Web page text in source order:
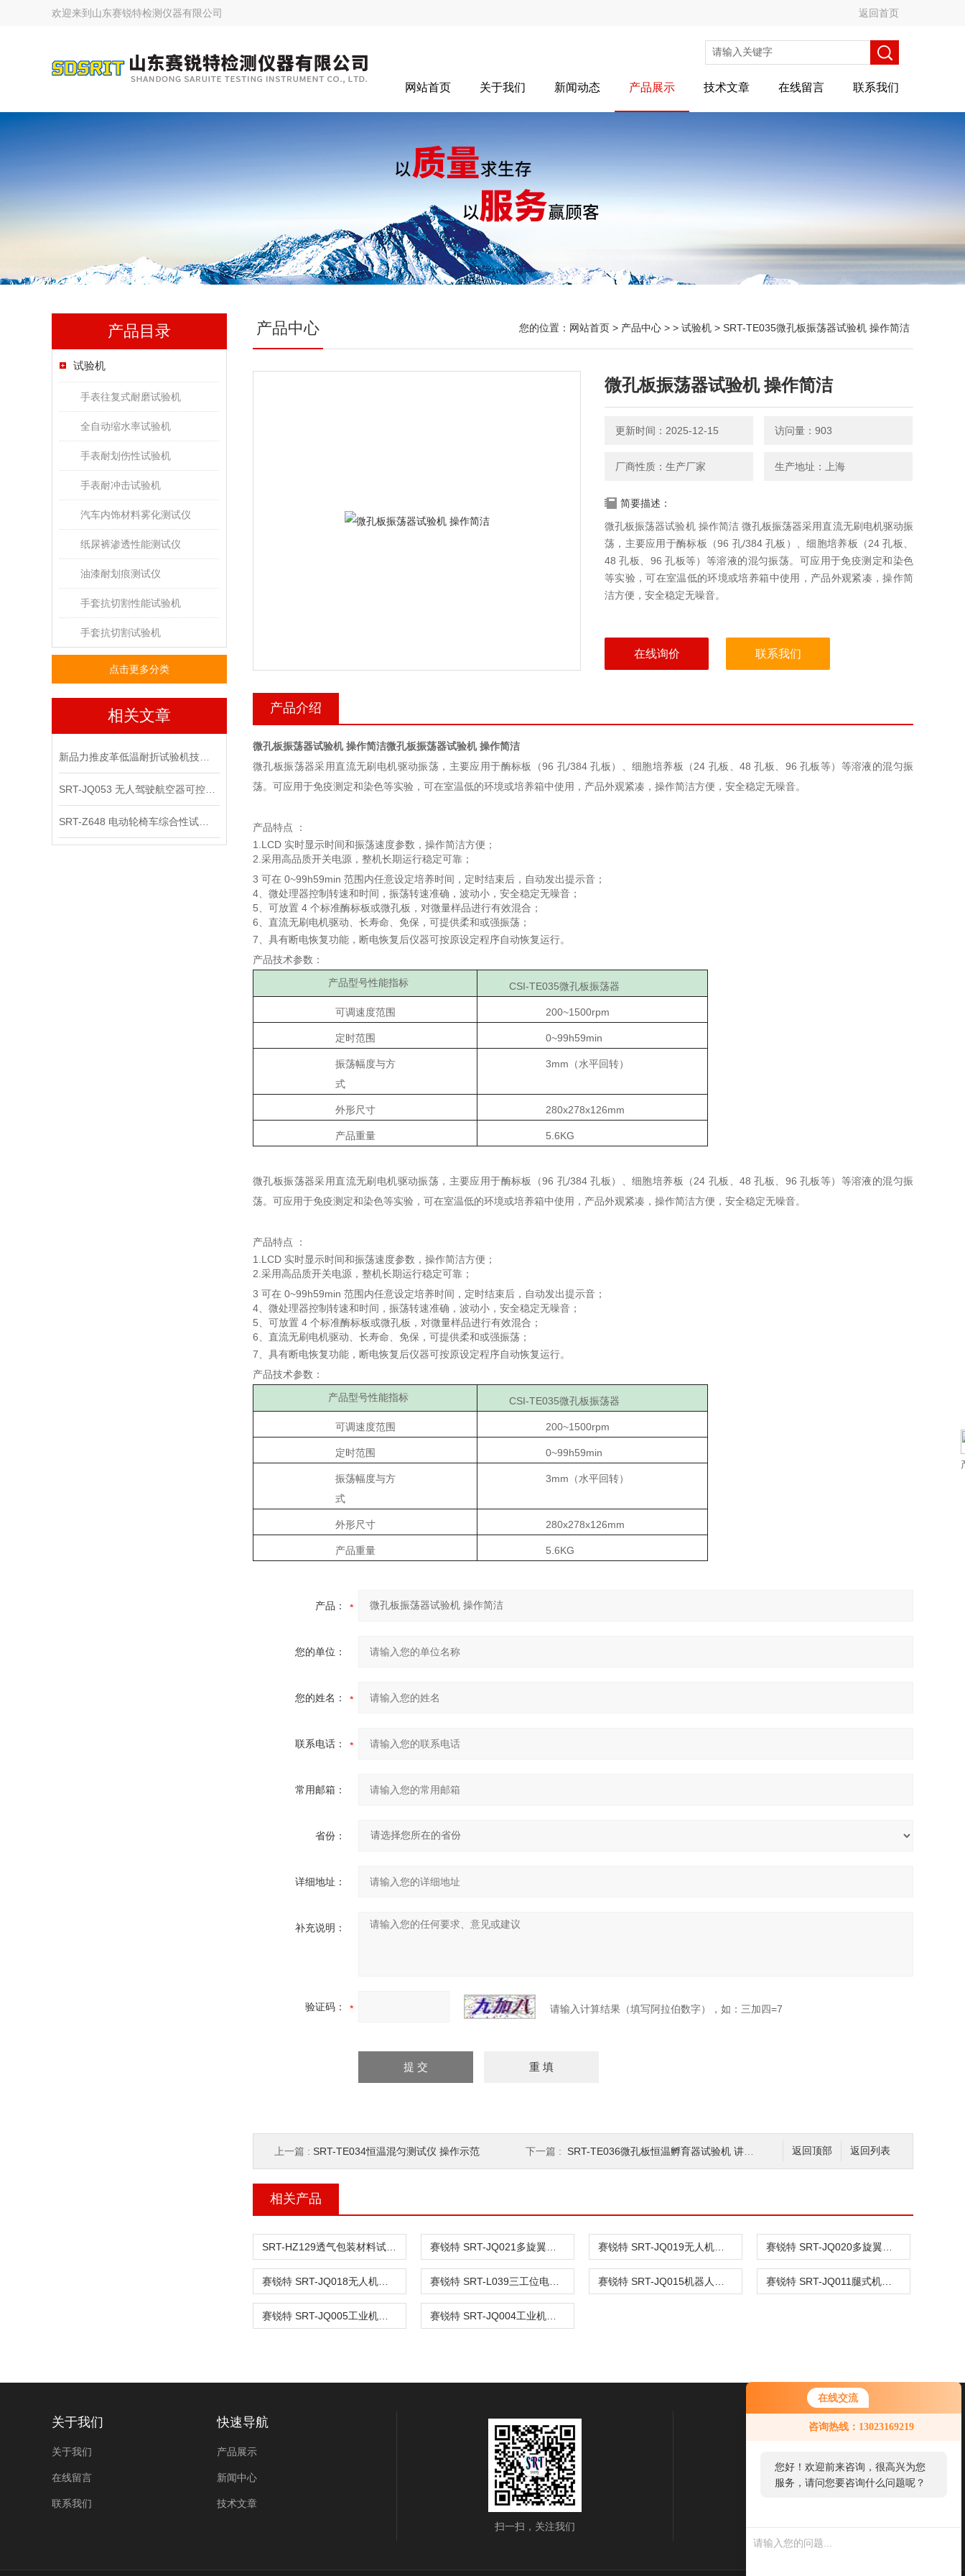
在线交流
咨询热线：13023169219
您好！欢迎前来咨询，很高兴为您
服务，请问您要咨询什么问题呢？
了需求产品，您可以直接在线与我
联系！
欢迎来到 山东赛锐特检测仪器有限公司 返回首页
网站首页 关于我们 新闻动态 产品展示 技术文章 在线留言 联系我们
产品目录
试验机
手表往复式耐磨试验机
全自动缩水率试验机
手表耐划伤性试验机
手表耐冲击试验机
汽车内饰材料雾化测试仪
纸尿裤渗透性能测试仪
油漆耐划痕测试仪
手套抗切割性能试验机
手套抗切割试验机
点击更多分类
相关文章
产品中心 您的位置： 网站首页 > 产品中心 > > 试验机 > SRT-TE035微孔板振荡器试验机 操作简洁
微孔板振荡器试验机 操作简洁
更新时间：2025-12-15 访问量：903
厂商性质：生产厂家 生产地址：上海
简要描述：
微孔板振荡器试验机 操作简洁 微孔板振荡器采用直流无刷电机驱动振
荡，主要应用于酶标板（96 孔/384 孔板）、细胞培养板（24 孔板、
48 孔板、96 孔板等）等溶液的混匀振荡。可应用于免疫测定和染色
等实验，可在室温低的环境或培养箱中使用，产品外观紧凑，操作简
洁方便，安全稳定无噪音。
在线询价 联系我们
产品介绍
微孔板振荡器试验机 操作简洁微孔板振荡器试验机 操作简洁
微孔板振荡器采用直流无刷电机驱动振荡，主要应用于酶标板（96 孔/384 孔板）、细胞培养板（24 孔板、48 孔板、96 孔板等）等溶液的混匀振
荡。可应用于免疫测定和染色等实验，可在室温低的环境或培养箱中使用，产品外观紧凑，操作简洁方便，安全稳定无噪音。
产品特点
：
1. LCD 实时显示时间和振荡速度参数，操作简洁方便；
2. 采用高品质开关电源，整机长期运行稳定可靠；
3 可在 0~99h59min 范围内任意设定培养时间，定时结束后，自动发出提示音；
4、微处理器控制转速和时间，振荡转速准确，波动小，安全稳定无噪音；
5 、可放置 4 个标准酶标板或微孔板，对微量样品进行有效混合；
6、直流无刷电机驱动、长寿命、免保，可提供柔和或强振荡；
7、具有断电恢复功能，断电恢复后仪器可按原设定程序自动恢复运行。
产品技术参数：
产品型号性能指标
CSI-TE035微孔板振荡器
可调速度范围 200~1500rpm
定时范围 0~99h59min
振荡幅度与方
式
3mm（水平回转）
外形尺寸 280x278x126mm
产品重量 5.6KG
微孔板振荡器采用直流无刷电机驱动振荡，主要应用于酶标板（96 孔/384 孔板）、细胞培养板（24 孔板、48 孔板、96 孔板等）等溶液的混匀振
荡。可应用于免疫测定和染色等实验，可在室温低的环境或培养箱中使用，产品外观紧凑，操作简洁方便，安全稳定无噪音。
产品特点
：
1. LCD 实时显示时间和振荡速度参数，操作简洁方便；
2. 采用高品质开关电源，整机长期运行稳定可靠；
3 可在 0~99h59min 范围内任意设定培养时间，定时结束后，自动发出提示音；
4、微处理器控制转速和时间，振荡转速准确，波动小，安全稳定无噪音；
5 、可放置 4 个标准酶标板或微孔板，对微量样品进行有效混合；
6、直流无刷电机驱动、长寿命、免保，可提供柔和或强振荡；
7、具有断电恢复功能，断电恢复后仪器可按原设定程序自动恢复运行。
产品技术参数：
产品型号性能指标
CSI-TE035微孔板振荡器
可调速度范围 200~1500rpm
定时范围 0~99h59min
振荡幅度与方
式
3mm（水平回转）
外形尺寸 280x278x126mm
产品重量 5.6KG
产品：
您的单位：
您的姓名：
联系电话：
常用邮箱：
省份：
详细地址：
补充说明：
验证码： 请输入计算结果（填写阿拉伯数字），如：三加四=7
返回列表
返回顶部
上一篇 : SRT-TE034恒温混匀测试仪 操作示范 下一篇 : SRT-TE036微孔板恒温孵育器试验机 讲解描述
相关产品
关于我们
关于我们
在线留言
联系我们
快速导航
产品展示
新闻中心
技术文章
扫一扫，关注我们
联系我们
联系电话：
021-57853778